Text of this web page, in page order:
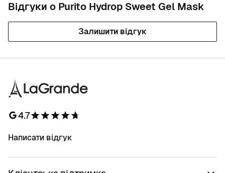
Відгуки о Purito Hydrop Sweet Gel Mask
Залишити відгук
4.7
Написати відгук